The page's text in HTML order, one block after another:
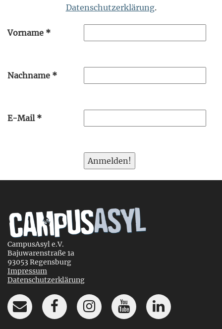
Datenschutzerklärung.
Vorname *
Nachname *
E-Mail *
CampusAsyl e.V.
Bajuwarenstraße 1a
93053 Regensburg
Impressum
Datenschutzerklärung